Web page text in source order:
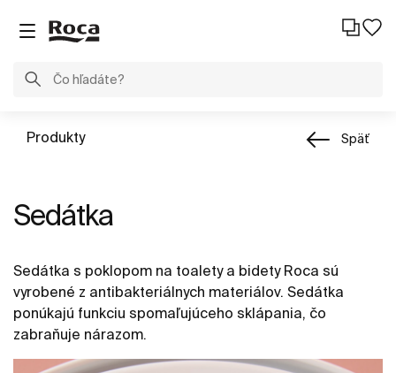
Produkty Späť
Sedátka
Sedátka s poklopom na toalety a bidety Roca sú
vyrobené z antibakteriálnych materiálov. Sedátka
ponúkajú funkciu spomaľujúceho sklápania, čo
zabraňuje nárazom.